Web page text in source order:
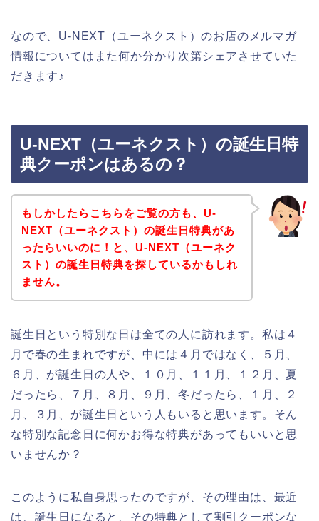
なので、U-NEXT（ユーネクスト）のお店のメルマガ
情報についてはまた何か分かり次第シェアさせていた
だきます♪
U-NEXT（ユーネクスト）の誕生日特
典クーポンはあるの？
もしかしたらこちらをご覧の方も、U-
NEXT（ユーネクスト）の誕生日特典があ
ったらいいのに！と、U-NEXT（ユーネク
スト）の誕生日特典を探しているかもしれ
ません。
誕生日という特別な日は全ての人に訪れます。私は４
月で春の生まれですが、中には４月ではなく、５月、
６月、が誕生日の人や、１０月、１１月、１２月、夏
だったら、７月、８月、９月、冬だったら、１月、２
月、３月、が誕生日という人もいると思います。そん
な特別な記念日に何かお得な特典があってもいいと思
いませんか？
このように私自身思ったのですが、その理由は、最近
は、誕生日になると、その特典として割引クーポンな